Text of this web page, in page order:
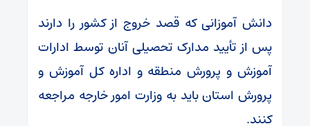
دانش آموزانی که قصد خروج از کشور را دارند
پس از تأیید مدارک تحصیلی آنان توسط ادارات
آموزش و پرورش منطقه و اداره کل آموزش و
پرورش استان باید به وزارت امور خارجه مراجعه
کنند.